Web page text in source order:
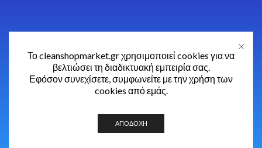
Το cleanshopmarket.gr χρησιμοποιεί cookies για να
βελτιώσει τη διαδικτυακή εμπειρία σας.
Εφόσον συνεχίσετε, συμφωνείτε με την χρήση των
cookies από εμάς.
ΑΠΟΔΟΧΉ